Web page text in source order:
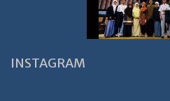
INSTAGRAM